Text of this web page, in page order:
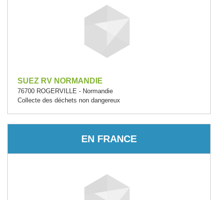
SUEZ RV NORMANDIE
76700 ROGERVILLE - Normandie
Collecte des déchets non dangereux
EN FRANCE